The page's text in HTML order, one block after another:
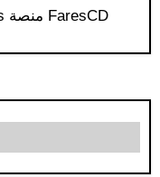
FaresCD منصة Windows (يدعم HDD وSSD…